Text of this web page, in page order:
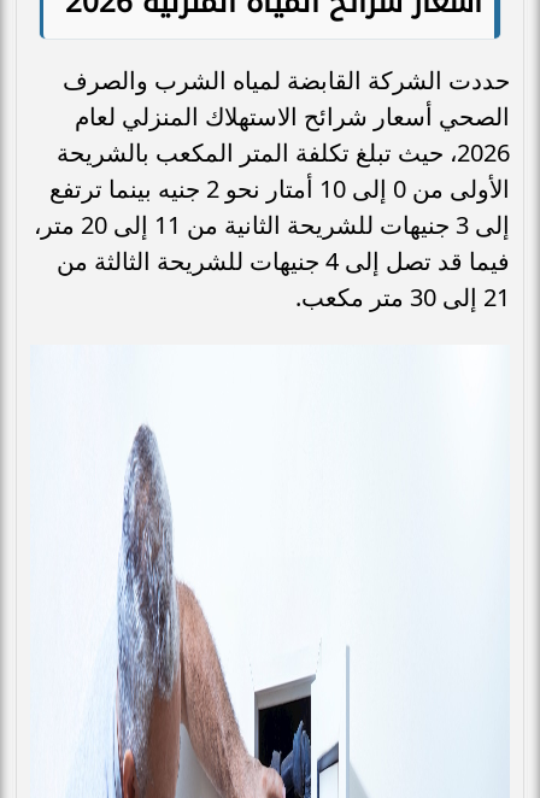
حددت الشركة القابضة لمياه الشرب والصرف
الصحي أسعار شرائح الاستهلاك المنزلي لعام
2026، حيث تبلغ تكلفة المتر المكعب بالشريحة
الأولى من 0 إلى 10 أمتار نحو 2 جنيه بينما ترتفع
إلى 3 جنيهات للشريحة الثانية من 11 إلى 20 متر،
فيما قد تصل إلى 4 جنيهات للشريحة الثالثة من
21 إلى 30 متر مكعب.